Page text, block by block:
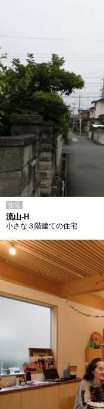
住宅
流山-H
小さな３階建ての住宅